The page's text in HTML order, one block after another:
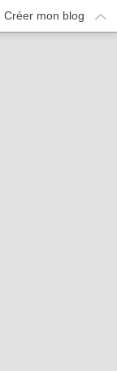
Créer mon blog